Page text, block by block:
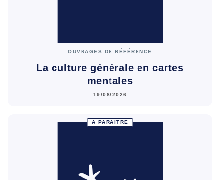
OUVRAGES DE RÉFÉRENCE
La culture générale en cartes
mentales
19/08/2026
À PARAÎTRE